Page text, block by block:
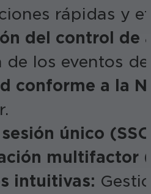
rápidas y
del control de
de los eventos
conforme a la
único
multifactor
intuitivas: